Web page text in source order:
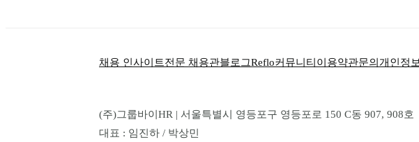
채용 인사이트전문 채용관블로그Reflo커뮤니티 이용약관문의 개인정
(주)그룹바이HR | 서울특별시 영등포구 영등포로 150 C동 907, 908호
대표 : 임진하 / 박상민